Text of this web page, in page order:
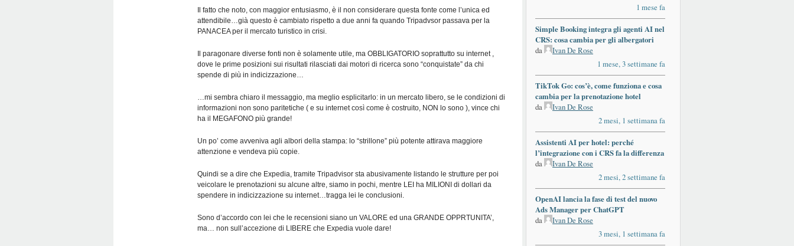
Il fatto che noto, con maggior entusiasmo, è il non considerare questa fonte come l’unica ed
attendibile…già questo è cambiato rispetto a due anni fa quando Tripadvsor passava per la
PANACEA per il mercato turistico in crisi.
Il paragonare diverse fonti non è solamente utile, ma OBBLIGATORIO soprattutto su internet ,
dove le prime posizioni sui risultati rilasciati dai motori di ricerca sono “conquistate” da chi
spende di più in indicizzazione…
…mi sembra chiaro il messaggio, ma meglio esplicitarlo: in un mercato libero, se le condizioni di
informazioni non sono paritetiche ( e su internet così come è costruito, NON lo sono ), vince chi
ha il MEGAFONO più grande!
Un po’ come avveniva agli albori della stampa: lo “strillone” più potente attirava maggiore
attenzione e vendeva più copie.
Quindi se a dire che Expedia, tramite Tripadvisor sta abusivamente listando le strutture per poi
veicolare le prenotazioni su alcune altre, siamo in pochi, mentre LEI ha MILIONI di dollari da
spendere in indicizzazione su internet…tragga lei le conclusioni.
Sono d’accordo con lei che le recensioni siano un VALORE ed una GRANDE OPPRTUNITA’,
ma… non sull’accezione di LIBERE che Expedia vuole dare!
1 mese fa
Simple Booking integra gli agenti AI nel
CRS: cosa cambia per gli albergatori
da
Ivan De Rose
1 mese, 3 settimane fa
TikTok Go: cos’è, come funziona e cosa
cambia per la prenotazione hotel
da
Ivan De Rose
2 mesi, 1 settimana fa
Assistenti AI per hotel: perché
l’integrazione con i CRS fa la differenza
da
Ivan De Rose
2 mesi, 2 settimane fa
OpenAI lancia la fase di test del nuovo
Ads Manager per ChatGPT
da
Ivan De Rose
3 mesi, 1 settimana fa